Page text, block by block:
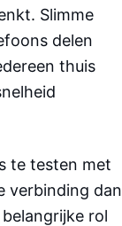
Slimme
delen
thuis
te testen met
verbinding dan
rol